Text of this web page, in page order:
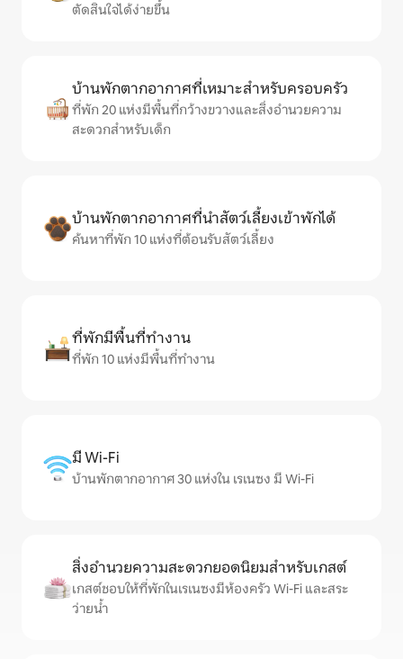
ตัดสินใจได้ง่ายขึ้น
บ้านพักตากอากาศที่เหมาะสำหรับครอบครัว
ที่พัก 20 แห่งมีพื้นที่กว้างขวางและสิ่งอำนวยความ
สะดวกสำหรับเด็ก
บ้านพักตากอากาศที่นำสัตว์เลี้ยงเข้าพักได้
ค้นหาที่พัก 10 แห่งที่ต้อนรับสัตว์เลี้ยง
ที่พักมีพื้นที่ทำงาน
ที่พัก 10 แห่งมีพื้นที่ทำงาน
มี Wi-Fi
บ้านพักตากอากาศ 30 แห่งใน เรเนซง มี Wi-Fi
สิ่งอำนวยความสะดวกยอดนิยมสำหรับเกสต์
เกสต์ชอบให้ที่พักในเรเนซงมีห้องครัว Wi-Fi และสระ
ว่ายน้ำ